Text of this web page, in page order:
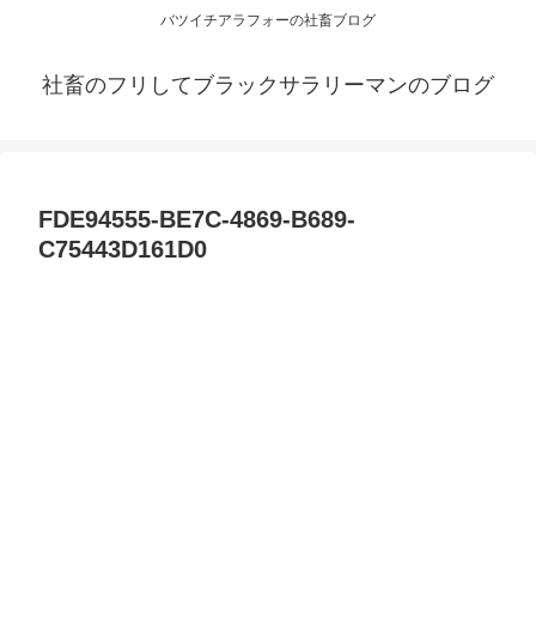
バツイチアラフォーの社畜ブログ
社畜のフリしてブラックサラリーマンのブログ
FDE94555-BE7C-4869-B689-
C75443D161D0